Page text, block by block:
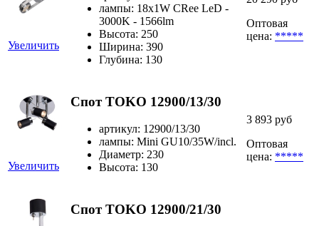
Увеличить
лампы: 18x1W CRee LeD -
3000K - 1566lm
Высота: 250
Ширина: 390
Глубина: 130
Оптовая
цена: *****
Увеличить
Спот TOKO 12900/13/30
артикул: 12900/13/30
лампы: Mini GU10/35W/incl.
Диаметр: 230
Высота: 130
3 893 руб
Оптовая
цена: *****
Спот TOKO 12900/21/30